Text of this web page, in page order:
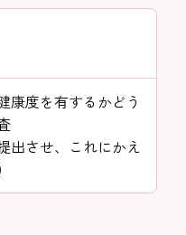
康度を有するかどう
出させ、これにかえ